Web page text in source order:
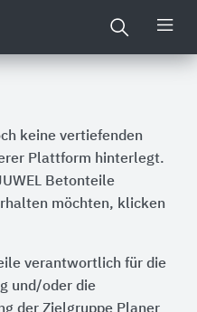
keine vertiefenden
Plattform hinterlegt.
Betonteile
möchten, klicken
verantwortlich für die
und/oder die